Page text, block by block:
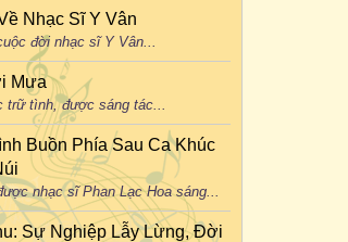
Nhạc Sĩ Y Vân
đời nhạc sĩ Y Vân...
Mưa
trữ tình, được sáng tác...
Buồn Phía Sau Ca Khúc
nhạc sĩ Phan Lạc Hoa sáng...
Sự Nghiệp Lẫy Lừng, Đời